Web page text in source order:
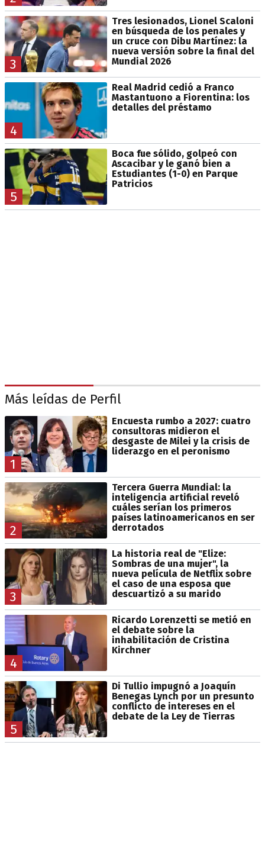
3
Tres lesionados, Lionel Scaloni
en búsqueda de los penales y
un cruce con Dibu Martínez: la
nueva versión sobre la final del
Mundial 2026
4
Real Madrid cedió a Franco
Mastantuono a Fiorentina: los
detalles del préstamo
5
Boca fue sólido, golpeó con
Ascacibar y le ganó bien a
Estudiantes (1-0) en Parque
Patricios
Más leídas de Perfil
1
Encuesta rumbo a 2027: cuatro
consultoras midieron el
desgaste de Milei y la crisis de
liderazgo en el peronismo
2
Tercera Guerra Mundial: la
inteligencia artificial reveló
cuáles serían los primeros
países latinoamericanos en ser
derrotados
3
La historia real de "Elize:
Sombras de una mujer", la
nueva película de Netflix sobre
el caso de una esposa que
descuartizó a su marido
4
Ricardo Lorenzetti se metió en
el debate sobre la
inhabilitación de Cristina
Kirchner
5
Di Tullio impugnó a Joaquín
Benegas Lynch por un presunto
conflicto de intereses en el
debate de la Ley de Tierras